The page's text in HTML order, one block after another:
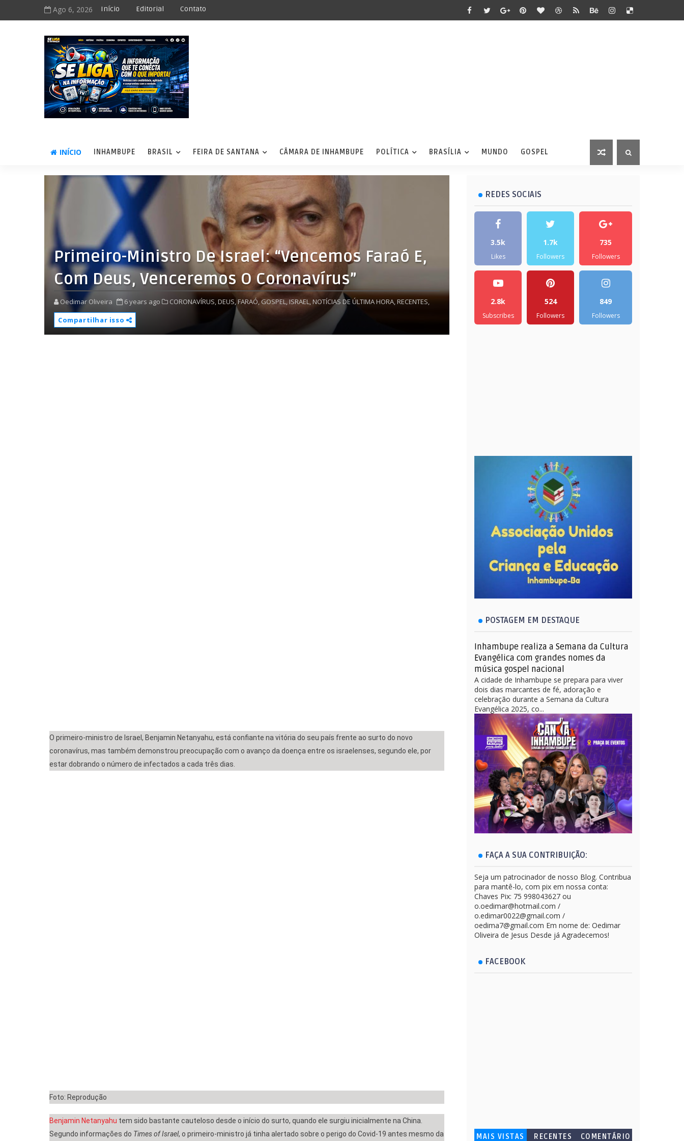
Ago 6, 2026 Início Editorial Contato
INÍCIO INHAMBUPE BRASIL FEIRA DE SANTANA CÂMARA DE INHAMBUPE POLÍTICA BRASÍLIA MUNDO GOSPEL
Primeiro-Ministro De Israel: “Vencemos Faraó E,
Com Deus, Venceremos O Coronavírus”
Oedimar Oliveira 6 years ago CORONAVÍRUS,DEUS,FARAÓ,GOSPEL,ISRAEL,NOTÍCIAS DE ÚLTIMA HORA,RECENTES,
Compartilhar isso
O primeiro-ministro de Israel, Benjamin Netanyahu, está confiante na vitória do seu país frente ao surto do novo
coronavírus, mas também demonstrou preocupação com o avanço da doença entre os israelenses, segundo ele, por
estar dobrando o número de infectados a cada três dias.
Foto: Reprodução
Benjamin Netanyahu tem sido bastante cauteloso desde o início do surto, quando ele surgiu inicialmente na China.
Segundo informações do Times of Israel, o primeiro-ministro já tinha alertado sobre o perigo do Covid-19 antes mesmo da
REDES SOCIAIS
3.5k
Likes
1.7k
Followers
735
Followers
2.8k
Subscribes
524
Followers
849
Followers
POSTAGEM EM DESTAQUE
Inhambupe realiza a Semana da Cultura
Evangélica com grandes nomes da
música gospel nacional
A cidade de Inhambupe se prepara para viver
dois dias marcantes de fé, adoração e
celebração durante a Semana da Cultura
Evangélica 2025, co...
FAÇA A SUA CONTRIBUIÇÃO:
Seja um patrocinador de nosso Blog. Contribua
para mantê-lo, com pix em nossa conta:
Chaves Pix: 75 998043627 ou
o.oedimar@hotmail.com /
o.edimar0022@gmail.com /
oedima7@gmail.com Em nome de: Oedimar
Oliveira de Jesus Desde já Agradecemos!
FACEBOOK
MAIS VISTAS RECENTES
COMENTÁRIO